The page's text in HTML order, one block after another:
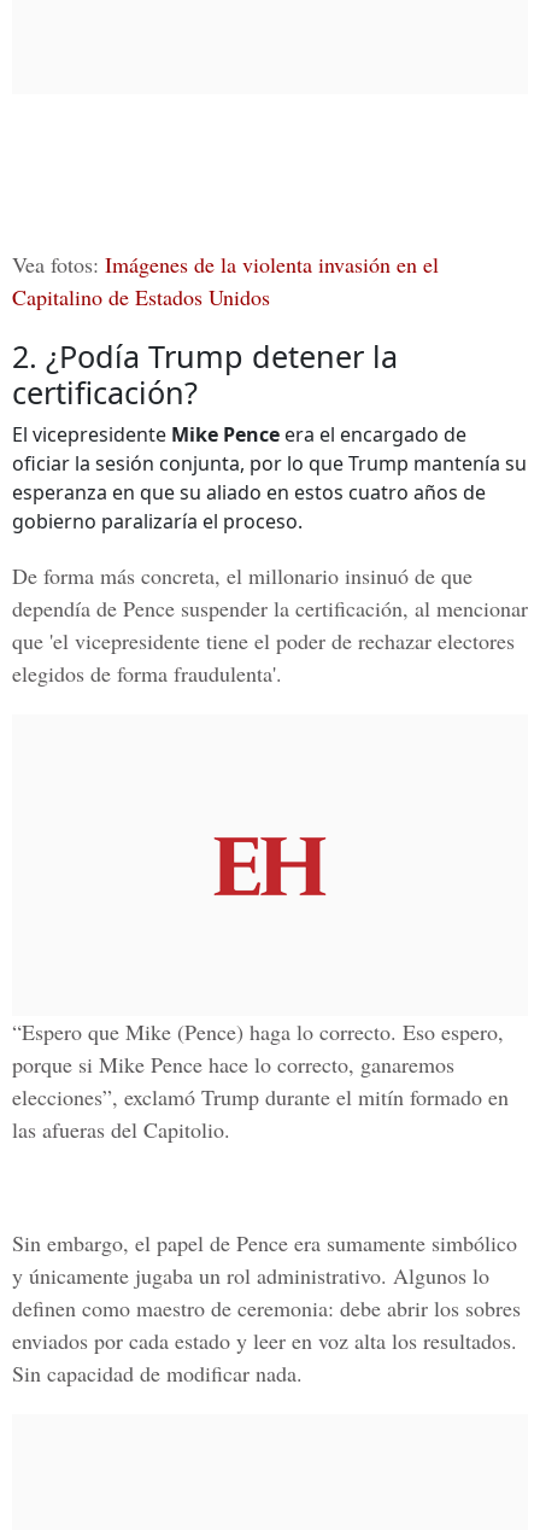
Vea fotos: Imágenes de la violenta invasión en el
Capitalino de Estados Unidos
2. ¿Podía Trump detener la
certificación?
El vicepresidente Mike Pence era el encargado de
oficiar la sesión conjunta, por lo que Trump mantenía su
esperanza en que su aliado en estos cuatro años de
gobierno paralizaría el proceso.
De forma más concreta, el millonario insinuó de que
dependía de Pence suspender la certificación, al mencionar
que 'el vicepresidente tiene el poder de rechazar electores
elegidos de forma fraudulenta'.
“Espero que Mike (Pence) haga lo correcto. Eso espero,
porque si Mike Pence hace lo correcto, ganaremos
elecciones”, exclamó Trump durante el mitín formado en
las afueras del Capitolio.
Sin embargo, el papel de Pence era sumamente simbólico
y únicamente jugaba un rol administrativo. Algunos lo
definen como maestro de ceremonia: debe abrir los sobres
enviados por cada estado y leer en voz alta los resultados.
Sin capacidad de modificar nada.